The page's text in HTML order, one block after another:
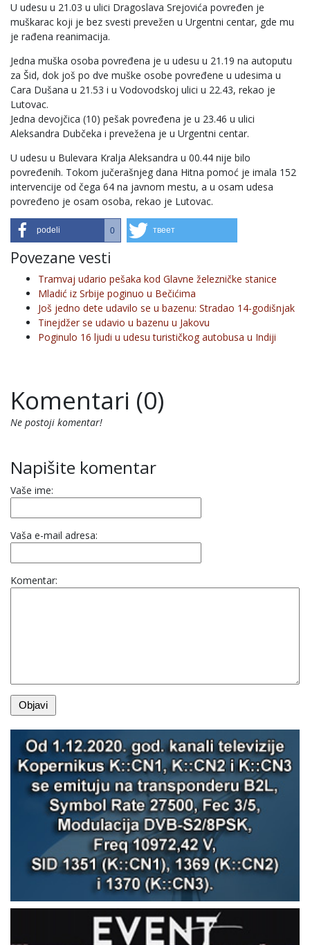
U udesu u 21.03 u ulici Dragoslava Srejovića povređen je
muškarac koji je bez svesti prevežen u Urgentni centar, gde mu
je rađena reanimacija.
Jedna muška osoba povređena je u udesu u 21.19 na autoputu
za Šid, dok još po dve muške osobe povređene u udesima u
Cara Dušana u 21.53 i u Vodovodskoj ulici u 22.43, rekao je
Lutovac.
Jedna devojčica (10) pešak povređena je u 23.46 u ulici
Aleksandra Dubčeka i prevežena je u Urgentni centar.
U udesu u Bulevara Kralja Aleksandra u 00.44 nije bilo
povređenih. Tokom jučerašnjeg dana Hitna pomoć je imala 152
intervencije od čega 64 na javnom mestu, a u osam udesa
povređeno je osam osoba, rekao je Lutovac.
podeli 0 твеет
Povezane vesti
Tramvaj udario pešaka kod Glavne železničke stanice
Mladić iz Srbije poginuo u Bečićima
Još jedno dete udavilo se u bazenu: Stradao 14-godišnjak
Tinejdžer se udavio u bazenu u Jakovu
Poginulo 16 ljudi u udesu turističkog autobusa u Indiji
Komentari (0)
Ne postoji komentar!
Napišite komentar
Vaše ime:
Vaša e-mail adresa:
Komentar: